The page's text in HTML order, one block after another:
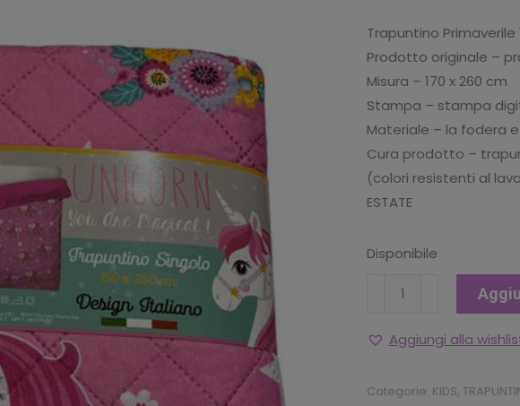
era:
€24.90.
è:
Trapuntino Primaverile
Prodotto originale –
Misura – 170 x 260 cm
Stampa – stampa
Materiale – la fodera
Cura prodotto –
(colori resistenti al
ESTATE
Disponibile
Unicorno
Trapuntato
Aggiungi alla
Categorie: KIDS,